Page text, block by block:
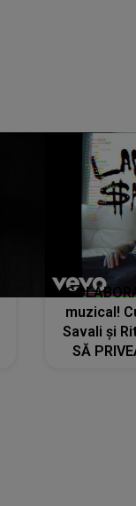
muzical!
Savali și
SĂ